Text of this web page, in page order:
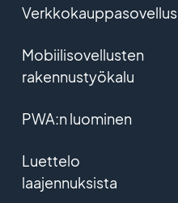
Verkkokauppasovellus
Mobiilisovellusten
rakennustyökalu
PWA:n luominen
Luettelo
laajennuksista